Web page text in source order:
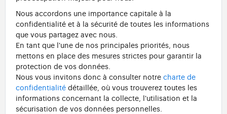
Nous accordons une importance capitale à la
confidentialité et à la sécurité de toutes les informations
que vous partagez avec nous.
En tant que l'une de nos principales priorités, nous
mettons en place des mesures strictes pour garantir la
protection de vos données.
Nous vous invitons donc à consulter notre charte de
confidentialité détaillée, où vous trouverez toutes les
informations concernant la collecte, l'utilisation et la
sécurisation de vos données personnelles.